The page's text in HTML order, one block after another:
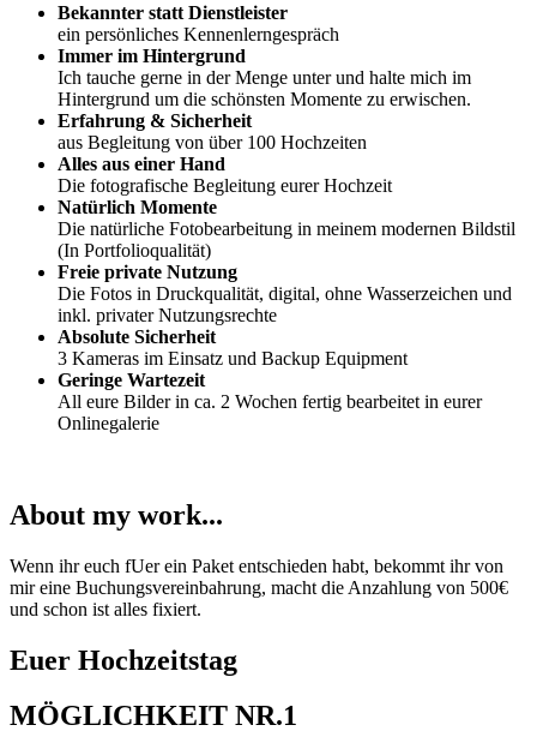
Bekannter statt Dienstleister
ein persönliches Kennenlerngespräch
Immer im Hintergrund
Ich tauche gerne in der Menge unter und halte mich im
Hintergrund um die schönsten Momente zu erwischen.
Erfahrung & Sicherheit
aus Begleitung von über 100 Hochzeiten
Alles aus einer Hand
Die fotografische Begleitung eurer Hochzeit
Natürlich Momente
Die natürliche Fotobearbeitung in meinem modernen Bildstil
(In Portfolioqualität)
Freie private Nutzung
Die Fotos in Druckqualität, digital, ohne Wasserzeichen und
inkl. privater Nutzungsrechte
Absolute Sicherheit
3 Kameras im Einsatz und Backup Equipment
Geringe Wartezeit
All eure Bilder in ca. 2 Wochen fertig bearbeitet in eurer
Onlinegalerie
About my work...
Wenn ihr euch fUer ein Paket entschieden habt, bekommt ihr von
mir eine Buchungsvereinbahrung, macht die Anzahlung von 500€
und schon ist alles fixiert.
Euer Hochzeitstag
MÖGLICHKEIT NR.1